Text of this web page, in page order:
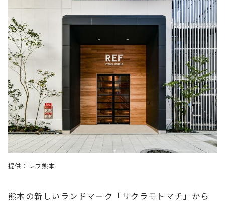
提供：レフ熊本
熊本の新しいランドマーク「サクラモトマチ」から